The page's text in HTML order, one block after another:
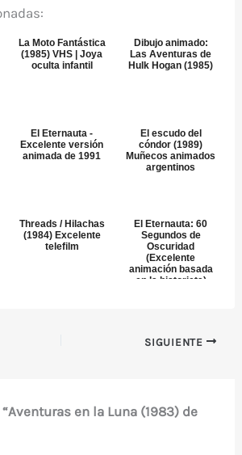
La Moto Fantástica
(1985) VHS | Joya
oculta infantil
Dibujo animado:
Las Aventuras de
Hulk Hogan (1985)
El Eternauta -
Excelente versión
animada de 1991
El escudo del
cóndor (1989)
Muñecos animados
argentinos
Threads / Hilachas
(1984) Excelente
telefilm
El Eternauta: 60
Segundos de
Oscuridad
(Excelente
animación basada
en la historieta)
SIGUIENTE
en la Luna (1983) de